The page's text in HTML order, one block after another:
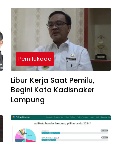
Menentukan Pilihan
Pemilukada
Libur Kerja Saat Pemilu,
Begini Kata Kadisnaker
Lampung